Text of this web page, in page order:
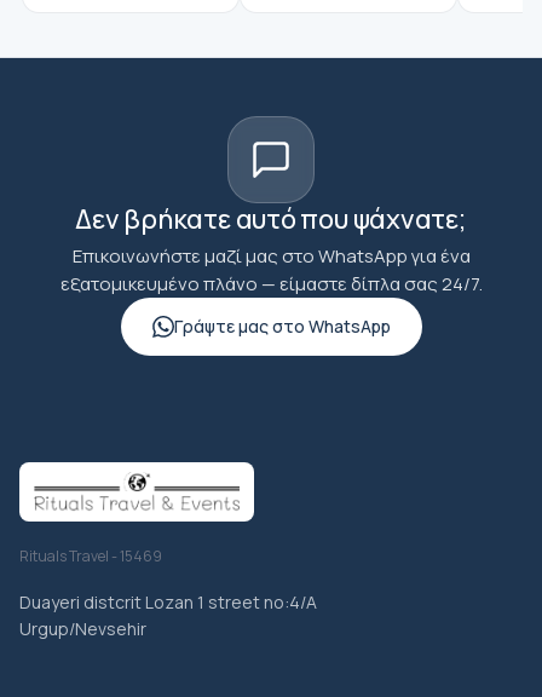
Δεν βρήκατε αυτό που ψάχνατε;
Επικοινωνήστε μαζί μας στο WhatsApp για ένα
εξατομικευμένο πλάνο — είμαστε δίπλα σας 24/7.
Γράψτε μας στο WhatsApp
Rituals Travel - 15469
Duayeri distcrit Lozan 1 street no:4/A
Urgup/Nevsehir